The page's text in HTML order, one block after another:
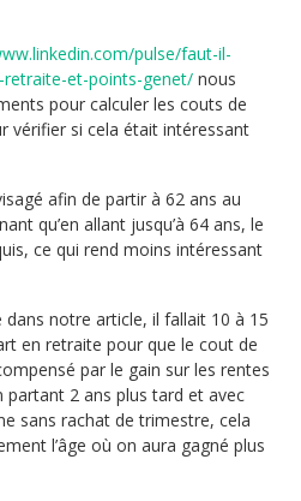
pulse/faut-il-
et-points-genet/ nous
pour calculer les couts de
vérifier si cela était intéressant
afin de partir à 62 ans au
qu’en allant jusqu’à 64 ans, le
ce qui rend moins intéressant
notre article, il fallait 10 à 15
en retraite pour que le cout de
par le gain sur les rentes
partant 2 ans plus tard et avec
sans rachat de trimestre, cela
l’âge où on aura gagné plus